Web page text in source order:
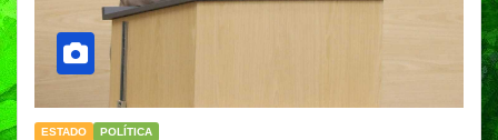
ESTADO POLÍTICA